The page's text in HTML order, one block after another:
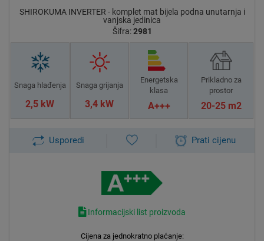
SHIROKUMA INVERTER - komplet mat bijela podna unutarnja i
vanjska jedinica
Šifra:2981
Snaga hlađenja
2,5 kW
Snaga grijanja
3,4 kW
Energetska
klasa
A+++
Prikladno za
prostor
20-25 m2
Usporedi Prati cijenu
Informacijski list proizvoda
Cijena za jednokratno plaćanje: